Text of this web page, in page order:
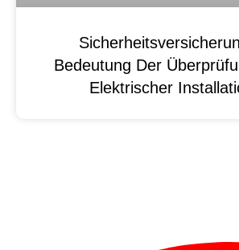
Bedeutung Der
Elektrischer